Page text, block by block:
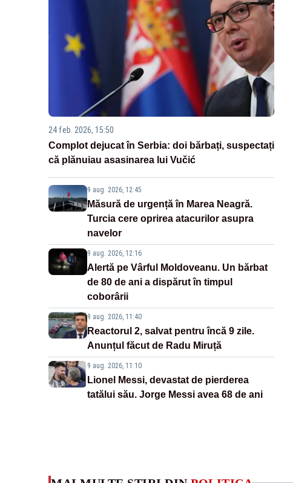
24 feb. 2026, 15:50
Complot dejucat în Serbia: doi bărbați, suspectați
că plănuiau asasinarea lui Vučić
9 aug. 2026, 12:45
Măsură de urgență în Marea Neagră.
Turcia cere oprirea atacurilor asupra
navelor
9 aug. 2026, 12:16
Alertă pe Vârful Moldoveanu. Un bărbat
de 80 de ani a dispărut în timpul
coborârii
9 aug. 2026, 11:40
Reactorul 2, salvat pentru încă 9 zile.
Anunțul făcut de Radu Miruță
9 aug. 2026, 11:10
Lionel Messi, devastat de pierderea
tatălui său. Jorge Messi avea 68 de ani